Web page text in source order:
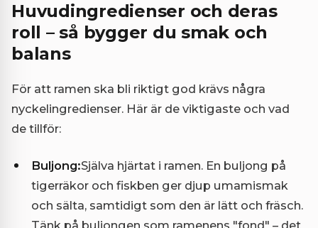
Huvudingredienser och deras
roll – så bygger du smak och
balans
För att ramen ska bli riktigt god krävs några
nyckelingredienser. Här är de viktigaste och vad
de tillför:
Buljong:Själva hjärtat i ramen. En buljong på
tigerräkor och fiskben ger djup umamismak
och sälta, samtidigt som den är lätt och fräsch.